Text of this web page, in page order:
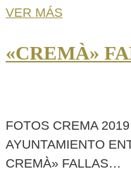
VER MÁS
«CREMÀ»
FOTOS CREMA
AYUNTAMIENTO
CREMÀ» FALLAS…